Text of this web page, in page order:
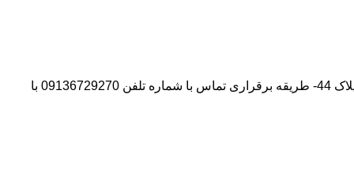
آدرس شرکت:استان تهران- شهر پیشوا- روبروی درب دانشگاه آزاد واحد ورامین – پیشوا – خیابان سروستان- انتهای کوچه سروستان نهم – پلاک 44- طریقه برقراری تماس با شماره تلفن 09136729270 با